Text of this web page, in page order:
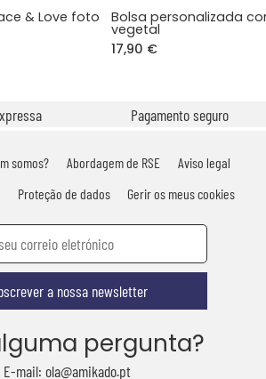
& Love foto
Bolsa personalizada
vegetal
17,90 €
Pagamento seguro
somos? Abordagem de RSE
Aviso legal
Proteção de dados Gerir os meus cookies
a nossa newsletter
pergunta?
E-mail: ola@amikado.pt